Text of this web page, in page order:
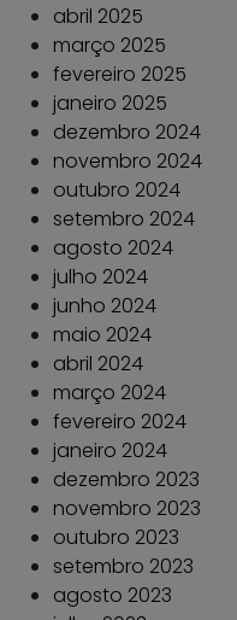
abril 2025
março 2025
fevereiro 2025
janeiro 2025
dezembro 2024
novembro 2024
outubro 2024
setembro 2024
agosto 2024
julho 2024
junho 2024
maio 2024
abril 2024
março 2024
fevereiro 2024
janeiro 2024
dezembro 2023
novembro 2023
outubro 2023
setembro 2023
agosto 2023